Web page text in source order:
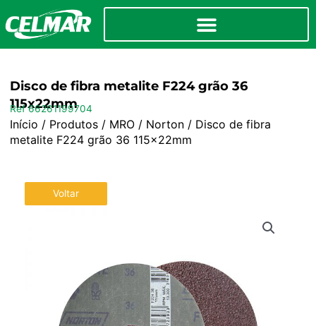
Disco de fibra metalite F224 grão 36
115x22mm
Ref 66261199704
Início / Produtos/ MRO/ Norton/ Disco de fibra
metalite F224 grão 36 115x22mm
Voltar